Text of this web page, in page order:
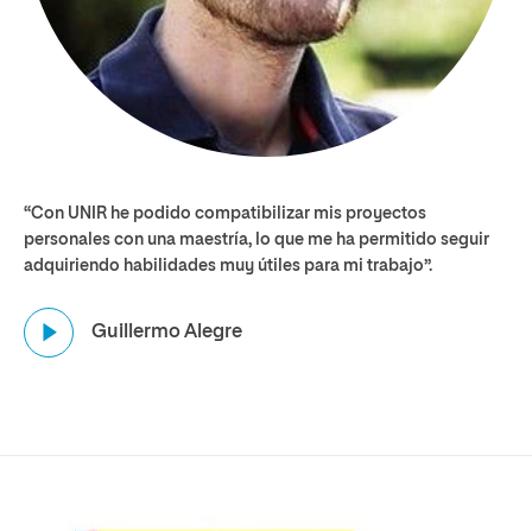
“Con UNIR he podido compatibilizar mis proyectos
personales con una maestría, lo que me ha permitido seguir
adquiriendo habilidades muy útiles para mi trabajo”.
Página
Guillermo Alegre